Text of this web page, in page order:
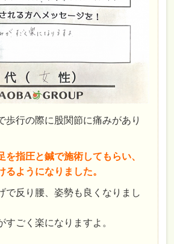
歩行の際に股関節に痛みがあり
を指圧と鍼で施術してもらい、
るようになりました。
で反り腰、姿勢も良くなりまし
すごく楽になりますよ。